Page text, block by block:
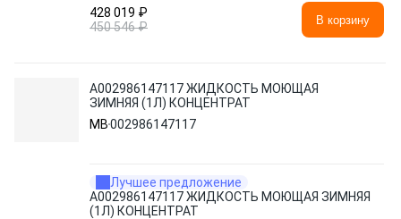
428 019 ₽
450 546 ₽
В корзину
A002986147117 ЖИДКОСТЬ МОЮЩАЯ
ЗИМНЯЯ (1Л) КОНЦЕНТРАТ
MB002986147117
Лучшее предложение
A002986147117 ЖИДКОСТЬ МОЮЩАЯ ЗИМНЯЯ
(1Л) КОНЦЕНТРАТ